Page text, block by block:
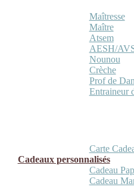
Maîtresse
Maître
Atsem
AESH/
Nounou
Crèche
Prof de
Entraineur
Carte
Cadeaux personnalisés
Cadeau
Cadeau